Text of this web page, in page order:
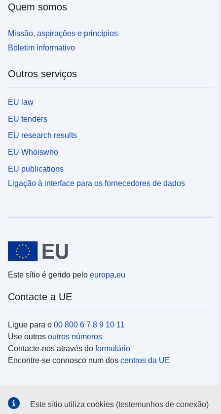
Quem somos
Missão, aspirações e princípios
Boletim informativo
Outros serviços
EU law
EU tenders
EU research results
EU Whoiswho
EU publications
Ligação à interface para os fornecedores de dados
Este sítio é gerido pelo europa.eu
Contacte a UE
Ligue para o 00 800 6 7 8 9 10 11
Use outros outros números
Contacte-nos através do formulário
Encontre-se connosco num dos centros da UE
Este sítio utiliza cookies (testemunhos de conexão)